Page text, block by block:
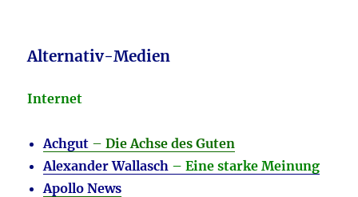
Alternativ-Medien
Internet
Achgut –Die Achse des Guten
Alexander Wallasch – Eine starke Meinung
Apollo News